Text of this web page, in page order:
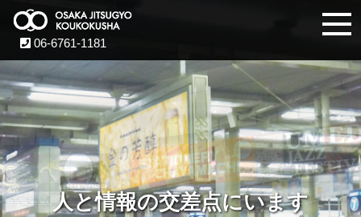
06-6761-1181
人と情報の交差点にいます